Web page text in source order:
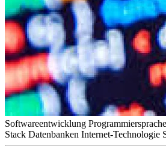
Softwareentwicklung
Stack Datenbanken Internet-Technologie